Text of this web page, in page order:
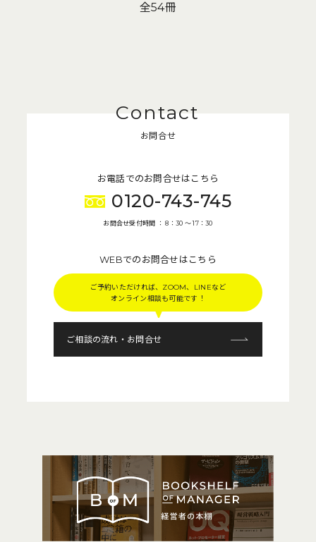
全54冊
お問合せ
お電話でのお問合せはこちら
0120-743-745
お問合せ受付時間 ： 8：30 〜 17：30
WEBでのお問合せはこちら
ご予約いただければ、ZOOM、LINEなど
オンライン相談も可能です！
ご相談の流れ・お問合せ